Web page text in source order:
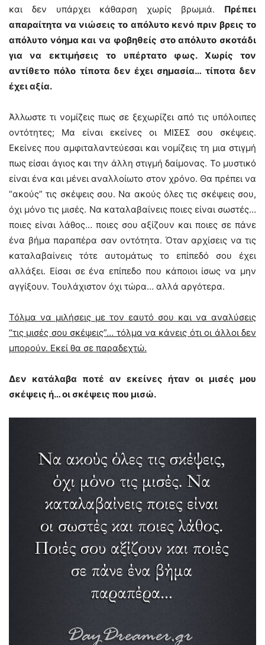
και δεν υπάρχει κάθαρση χωρίς βρωμιά. Πρέπει
απαραίτητα να νιώσεις το απόλυτο κενό πριν βρεις το
απόλυτο νόημα και να φοβηθείς στο απόλυτο σκοτάδι
για να εκτιμήσεις το υπέρτατο φως. Χωρίς τον
αντίθετο πόλο τίποτα δεν έχει σημασία… τίποτα δεν
έχει αξία.
Άλλωστε τι νομίζεις πως σε ξεχωρίζει από τις υπόλοιπες
οντότητες; Μα είναι εκείνες οι ΜΙΣΕΣ σου σκέψεις.
Εκείνες που αμφιταλαντεύεσαι και νομίζεις τη μια στιγμή
πως είσαι άγιος και την άλλη στιγμή δαίμονας. Το μυστικό
είναι ένα και μένει αναλλοίωτο στον χρόνο. Θα πρέπει να
“ακούς” τις σκέψεις σου. Να ακούς όλες τις σκέψεις σου,
όχι μόνο τις μισές. Να καταλαβαίνεις ποιες είναι σωστές…
ποιες είναι λάθος… ποιες σου αξίζουν και ποιες σε πάνε
ένα βήμα παραπέρα σαν οντότητα. Όταν αρχίσεις να τις
καταλαβαίνεις τότε αυτομάτως το επίπεδό σου έχει
αλλάξει. Είσαι σε ένα επίπεδο που κάποιοι ίσως να μην
αγγίξουν. Τουλάχιστον όχι τώρα… αλλά αργότερα.
Τόλμα να μιλήσεις με τον εαυτό σου και να αναλύσεις
“τις μισές σου σκέψεις”… τόλμα να κάνεις ότι οι άλλοι δεν
μπορούν. Εκεί θα σε παραδεχτώ.
Δεν κατάλαβα ποτέ αν εκείνες ήταν οι μισές μου
σκέψεις ή… οι σκέψεις που μισώ.